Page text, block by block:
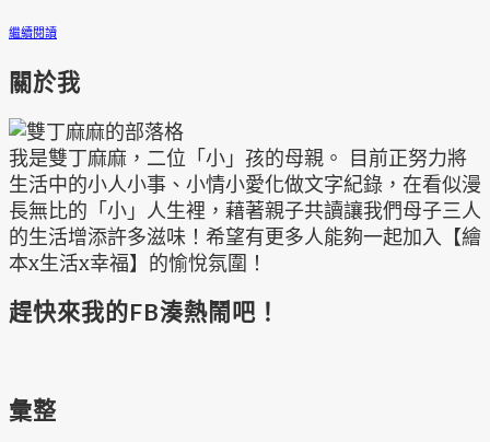
繼續閱讀
關於我
我是雙丁麻麻，二位「小」孩的母親。 目前正努力將
生活中的小人小事、小情小愛化做文字紀錄，在看似漫
長無比的「小」人生裡，藉著親子共讀讓我們母子三人
的生活增添許多滋味！希望有更多人能夠一起加入【繪
本x生活x幸福】的愉悅氛圍！
趕快來我的FB湊熱鬧吧！
彙整